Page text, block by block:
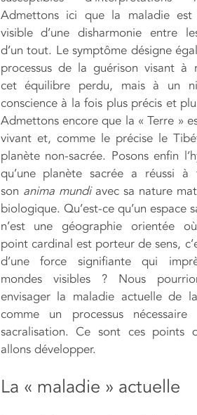
Admettons ici que la maladie
visible d’une disharmonie entre
d’un tout. Le symptôme désigne
processus de la guérison visant à
cet équilibre perdu, mais à un
conscience à la fois plus précis et
Admettons encore que la « Terre »
vivant et, comme le précise le
planète non-sacrée. Posons enfin
qu’une planète sacrée a réussi à
son anima mundiavec sa nature
biologique. Qu’est-ce qu’un espace
n’est une géographie orientée
point cardinal est porteur de sens,
d’une force signifiante qui
mondes visibles ? Nous
envisager la maladie actuelle de
comme un processus
sacralisation. Ce sont ces points
allons développer.
La « maladie » actuelle